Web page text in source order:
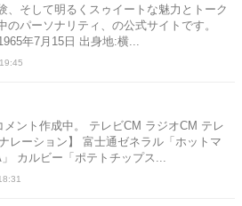
、そして明るくスゥイートな魅力とトーク
のパーソナリティ、の公式サイトです。
年7月15日 出身地:横...
ント作成中。 テレビCM ラジオCM テレ
レーション】 富士通ゼネラル「ホットマ
カルビー「ポテトチップス...